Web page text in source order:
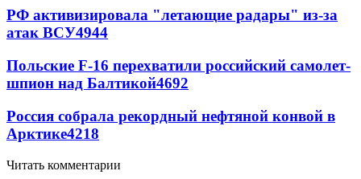
РФ активизировала "летающие радары" из-за
атак ВСУ4944
Польские F-16 перехватили российский самолет-
шпион над Балтикой4692
Россия собрала рекордный нефтяной конвой в
Арктике4218
Читать комментарии